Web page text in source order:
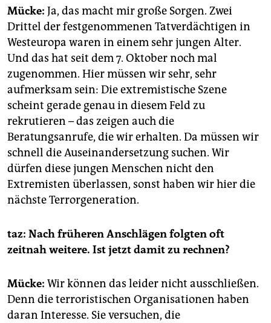
Mücke: Ja, das macht mir große Sorgen. Zwei
Drittel der festgenommenen Tatverdächtigen in
Westeuropa waren in einem sehr jungen Alter.
Und das hat seit dem 7. Oktober noch mal
zugenommen. Hier müssen wir sehr, sehr
aufmerksam sein: Die extremistische Szene
scheint gerade genau in diesem Feld zu
rekrutieren – das zeigen auch die
Beratungsanrufe, die wir erhalten. Da müssen wir
schnell die Auseinandersetzung suchen. Wir
dürfen diese jungen Menschen nicht den
Extremisten überlassen, sonst haben wir hier die
nächste Terrorgeneration.
taz: Nach früheren Anschlägen folgten oft
zeitnah weitere. Ist jetzt damit zu rechnen?
Mücke: Wir können das leider nicht ausschließen.
Denn die terroristischen Organisationen haben
daran Interesse. Sie versuchen, die